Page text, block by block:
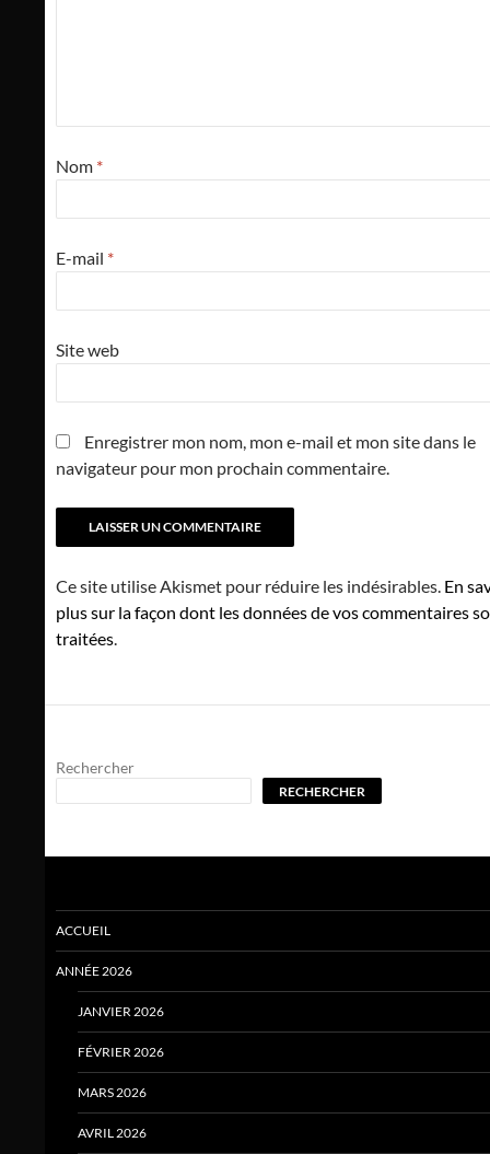
Nom *
E-mail *
Site web
Enregistrer mon nom, mon e-mail et mon site dans le
navigateur pour mon prochain commentaire.
Ce site utilise Akismet pour réduire les indésirables. En
plus sur la façon dont les données de vos commentaires
traitées.
Rechercher
RECHERCHER
ACCUEIL
ANNÉE 2026
JANVIER 2026
FÉVRIER 2026
MARS 2026
AVRIL 2026